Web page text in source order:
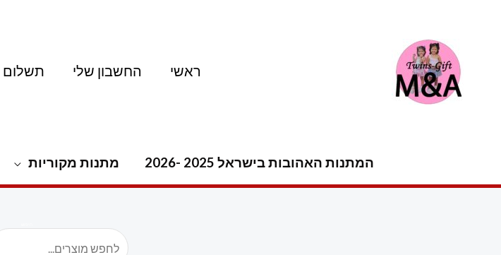
ראשי החשבון שלי תשלום
המתנות האהובות בישראל 2025 -2026 מתנות מקוריות